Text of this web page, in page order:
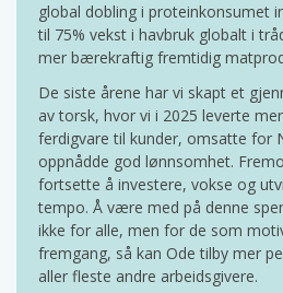
global dobling i proteinkonsumet
til 75% vekst i havbruk globalt i
mer bærekraftig fremtidig
De siste årene har vi skapt et
av torsk, hvor vi i 2025 leverte
ferdigvare til kunder, omsatte for
oppnådde god lønnsomhet.
fortsette å investere, vokse og
tempo. Å være med på denne
ikke for alle, men for de som
fremgang, så kan Ode tilby mer
aller fleste andre arbeidsgivere.